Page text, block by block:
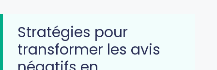
Stratégies pour
transformer les avis